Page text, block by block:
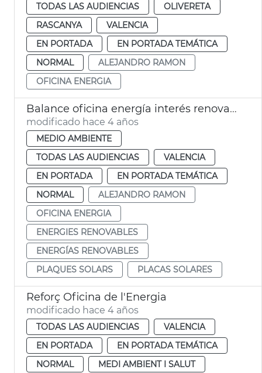
TODAS LAS AUDIENCIAS
OLIVERETA
RASCANYA
VALENCIA
EN PORTADA
EN PORTADA TEMÁTICA
NORMAL
ALEJANDRO RAMON
OFICINA ENERGIA
Balance oficina energía interés renovables
modificado hace 4 años
MEDIO AMBIENTE
TODAS LAS AUDIENCIAS
VALENCIA
EN PORTADA
EN PORTADA TEMÁTICA
NORMAL
ALEJANDRO RAMON
OFICINA ENERGIA
ENERGIES RENOVABLES
ENERGÍAS RENOVABLES
PLAQUES SOLARS
PLACAS SOLARES
Reforç Oficina de l'Energia
modificado hace 4 años
TODAS LAS AUDIENCIAS
VALENCIA
EN PORTADA
EN PORTADA TEMÁTICA
NORMAL
MEDI AMBIENT I SALUT